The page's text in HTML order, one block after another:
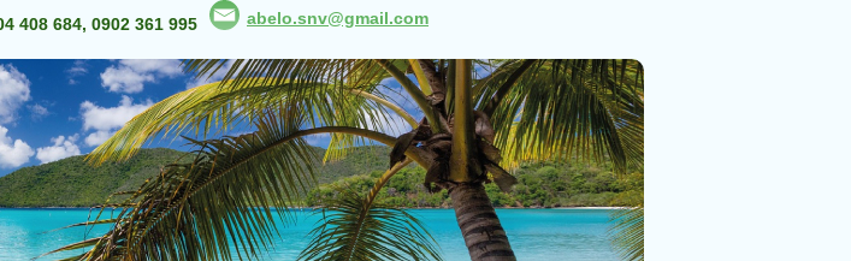
408 684, 0902 361 995 abelo.snv@gmail.com